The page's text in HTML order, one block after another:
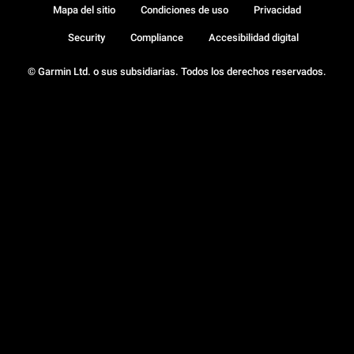
© Garmin Ltd. o sus subsidiarias. Todos los derechos reservados.
Mapa del sitio Condiciones de uso Privacidad
Security Compliance Accesibilidad digital